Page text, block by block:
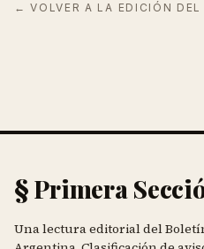
← VOLVER A LA EDICIÓN DEL
§ Primera
Una lectura editorial del